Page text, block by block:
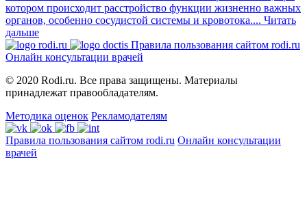
котором происходит расстройство функции жизненно важных
органов, особенно сосудистой системы и кровотока.... Читать
дальше
Правила пользования сайтом rodi.ru
Онлайн консультации врачей
© 2020 Rodi.ru. Все права защищены. Материалы
принадлежат правообладателям.
Методика оценок Рекламодателям
Правила пользования сайтом rodi.ru Онлайн консультации
врачей